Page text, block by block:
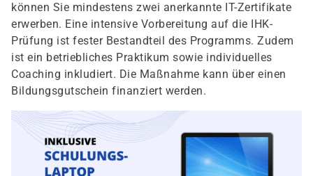
können Sie mindestens zwei anerkannte IT-Zertifikate
erwerben. Eine intensive Vorbereitung auf die IHK-
Prüfung ist fester Bestandteil des Programms. Zudem
ist ein betriebliches Praktikum sowie individuelles
Coaching inkludiert. Die Maßnahme kann über einen
Bildungsgutschein finanziert werden.